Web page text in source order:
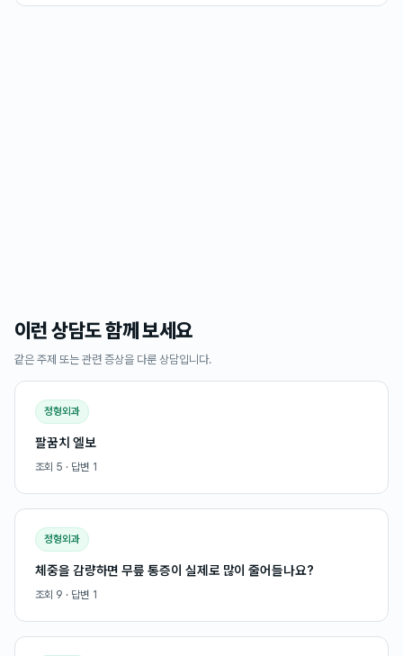
이런 상담도 함께 보세요
같은 주제 또는 관련 증상을 다룬 상담입니다.
정형외과
팔꿈치 엘보
조회 5 · 답변 1
정형외과
체중을 감량하면 무릎 통증이 실제로 많이 줄어들나요?
조회 9 · 답변 1